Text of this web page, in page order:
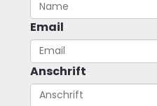
Email
Anschrift